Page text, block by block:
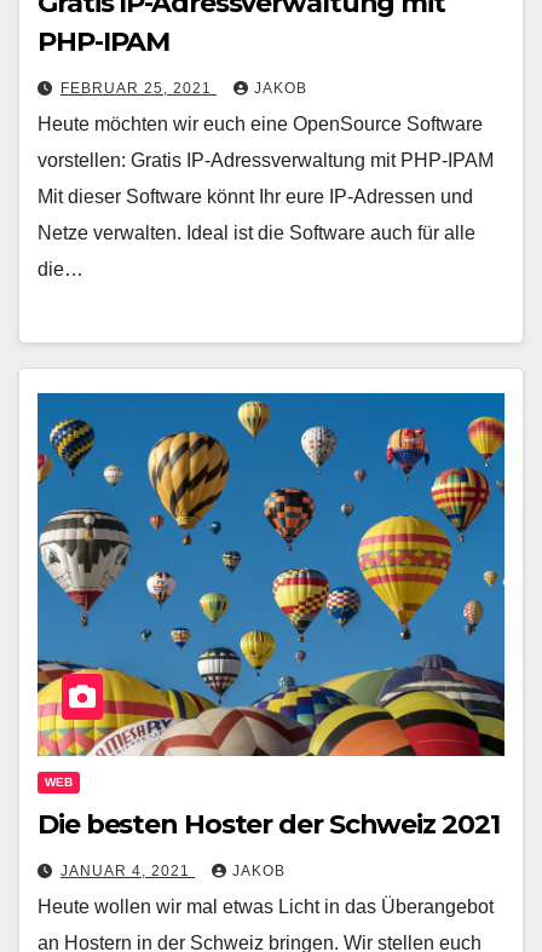
PHP-IPAM
FEBRUAR 25, 2021 JAKOB
Heute möchten wir euch eine OpenSource Software
vorstellen: Gratis IP-Adressverwaltung mit PHP-IPAM
Mit dieser Software könnt Ihr eure IP-Adressen und
Netze verwalten. Ideal ist die Software auch für alle
die…
WEB
Die besten Hoster der Schweiz 2021
JANUAR 4, 2021 JAKOB
Heute wollen wir mal etwas Licht in das Überangebot
an Hostern in der Schweiz bringen. Wir stellen euch